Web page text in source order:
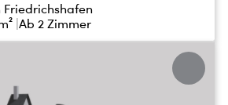
Friedrichshafen
Ab 2 Zimmer